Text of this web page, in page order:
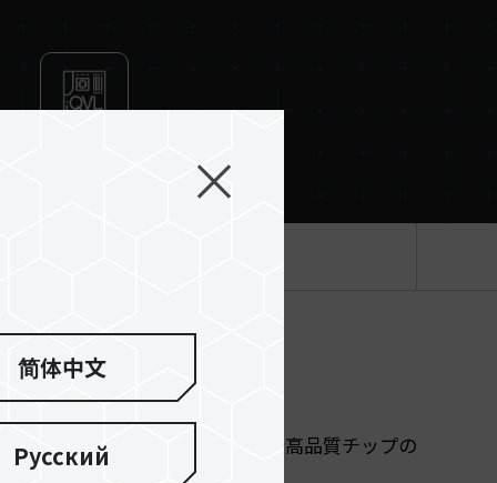
Certification
リーモジュールは、厳選された高品質チップの
简体中文
Русский